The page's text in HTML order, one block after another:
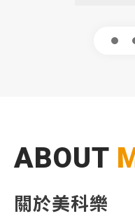
1
ABOUT
關於美科樂